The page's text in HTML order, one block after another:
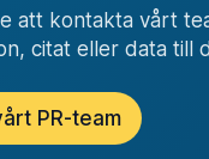
att kontakta vårt
citat eller data till
PR-team